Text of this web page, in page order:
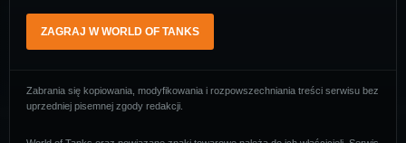
ZAGRAJ W WORLD OF TANKS
Zabrania się kopiowania, modyfikowania i rozpowszechniania treści serwisu bez
uprzedniej pisemnej zgody redakcji.